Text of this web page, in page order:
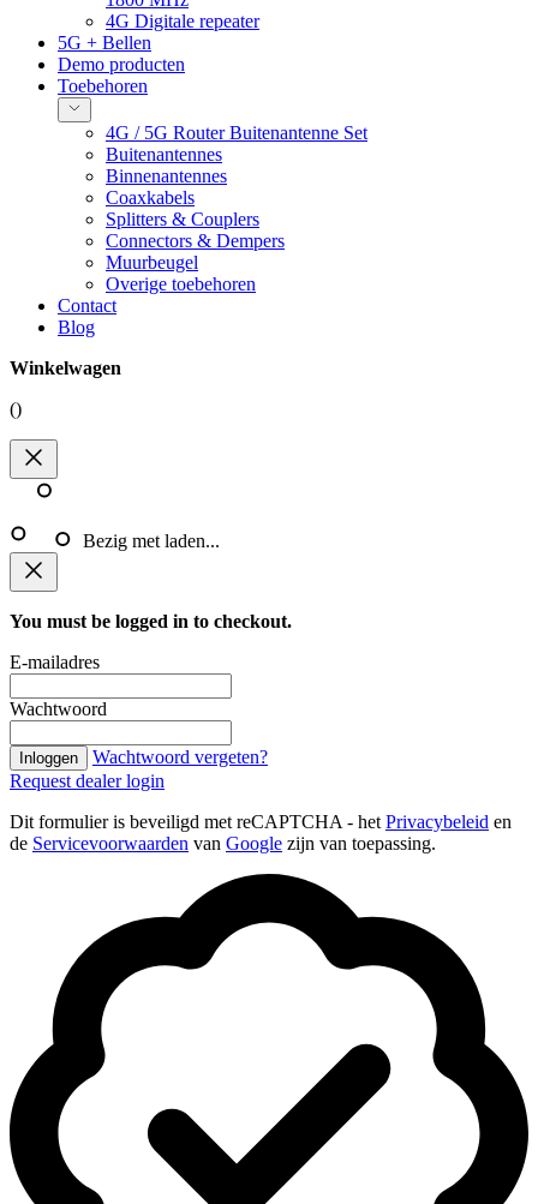
4G Digitale repeater
5G + Bellen
Demo producten
Toebehoren
4G / 5G Router Buitenantenne Set
Buitenantennes
Binnenantennes
Coaxkabels
Splitters & Couplers
Connectors & Dempers
Muurbeugel
Overige toebehoren
Contact
Blog
Winkelwagen
()
Bezig met laden...
You must be logged in to checkout.
E-mailadres
Wachtwoord
Inloggen
Wachtwoord vergeten?
Request dealer login
Dit formulier is beveiligd met reCAPTCHA - het Privacybeleid en
de Servicevoorwaarden van Google zijn van toepassing.